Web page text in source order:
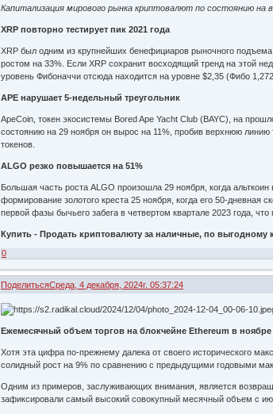
Капитализация мирового рынка криптовалют по состоянию на
XRP повторно тестирует пик 2021 года
XRP был одним из крупнейших бенефициаров рыночного
ростом на 33%. Если XRP сохранит восходящий тренд на этой
уровень Фибоначчи отсюда находится на уровне $2,35 (Фибо
APE нарушает 5-недельный треугольник
ApeCoin, токен экосистемы Bored Ape Yacht Club (BAYC), на
состоянию на 29 ноября он вырос на 11%, пробив верхнюю линию
токенов.
ALGO резко повышается на 51%
Большая часть роста ALGO произошла 29 ноября, когда
формирование золотого креста 25 ноября, когда его 50-
первой фазы бычьего забега в четвертом квартале 2023 года, что
Купить - Продать криптовалюту за наличные, по выгодному
0
ПоделитьсяСреда, 4 декабря, 2024г. 05:37:24
Ежемесячный объем торгов на блокчейне Ethereum в ноябре
Хотя эта цифра по-прежнему далека от своего исторического
солидный рост на 9% по сравнению с предыдущими годовыми
Одним из примеров, заслуживающих внимания, является
зафиксировали самый высокий совокупный месячный объем с